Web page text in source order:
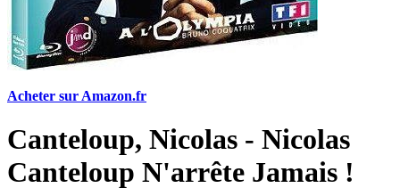
Acheter sur Amazon.fr
Canteloup, Nicolas - Nicolas
Canteloup N'arrête Jamais !